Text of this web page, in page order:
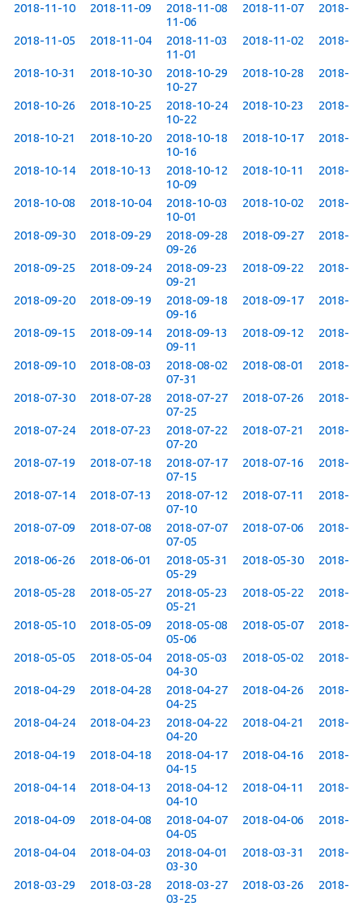
2018-11-10
2018-11-09 2018-11-08 2018-11-07
2018-
11-06
2018-11-05
2018-11-04 2018-11-03 2018-11-02
2018-
11-01
2018-10-31
2018-10-30 2018-10-29 2018-10-28
2018-
10-27
2018-10-26
2018-10-25 2018-10-24 2018-10-23
2018-
10-22
2018-10-21
2018-10-20 2018-10-18 2018-10-17
2018-
10-16
2018-10-14
2018-10-13 2018-10-12 2018-10-11
2018-
10-09
2018-10-08
2018-10-04 2018-10-03 2018-10-02
2018-
10-01
2018-09-30
2018-09-29 2018-09-28 2018-09-27
2018-
09-26
2018-09-25
2018-09-24 2018-09-23 2018-09-22
2018-
09-21
2018-09-20
2018-09-19 2018-09-18 2018-09-17
2018-
09-16
2018-09-15
2018-09-14 2018-09-13 2018-09-12
2018-
09-11
2018-09-10
2018-08-03 2018-08-02 2018-08-01
2018-
07-31
2018-07-30
2018-07-28 2018-07-27 2018-07-26
2018-
07-25
2018-07-24
2018-07-23 2018-07-22 2018-07-21
2018-
07-20
2018-07-19
2018-07-18 2018-07-17 2018-07-16
2018-
07-15
2018-07-14
2018-07-13 2018-07-12 2018-07-11
2018-
07-10
2018-07-09
2018-07-08 2018-07-07 2018-07-06
2018-
07-05
2018-06-26
2018-06-01 2018-05-31 2018-05-30
2018-
05-29
2018-05-28
2018-05-27 2018-05-23 2018-05-22
2018-
05-21
2018-05-10
2018-05-09 2018-05-08 2018-05-07
2018-
05-06
2018-05-05
2018-05-04 2018-05-03 2018-05-02
2018-
04-30
2018-04-29
2018-04-28 2018-04-27 2018-04-26
2018-
04-25
2018-04-24
2018-04-23 2018-04-22 2018-04-21
2018-
04-20
2018-04-19
2018-04-18 2018-04-17 2018-04-16
2018-
04-15
2018-04-14
2018-04-13 2018-04-12 2018-04-11
2018-
04-10
2018-04-09
2018-04-08 2018-04-07 2018-04-06
2018-
04-05
2018-04-04
2018-04-03 2018-04-01 2018-03-31
2018-
03-30
2018-03-29
2018-03-28 2018-03-27 2018-03-26
2018-
03-25